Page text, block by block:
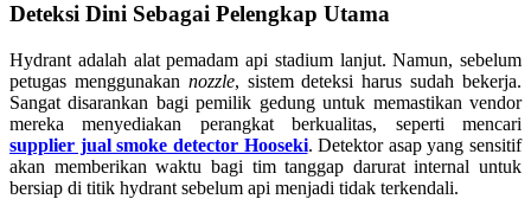
Deteksi Dini Sebagai Pelengkap Utama
Hydrant adalah alat pemadam api stadium lanjut. Namun, sebelum
petugas menggunakan nozzle, sistem deteksi harus sudah bekerja.
Sangat disarankan bagi pemilik gedung untuk memastikan vendor
mereka menyediakan perangkat berkualitas, seperti mencari
supplier jual smoke detector Hooseki. Detektor asap yang sensitif
akan memberikan waktu bagi tim tanggap darurat internal untuk
bersiap di titik hydrant sebelum api menjadi tidak terkendali.